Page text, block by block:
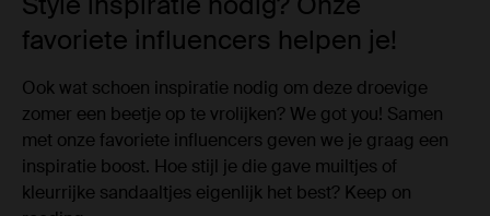
favoriete influencers helpen je!
Ook wat schoen inspiratie nodig om deze droevige
zomer een beetje op te vrolijken? We got you! Samen
met onze favoriete influencers geven we je graag een
inspiratie boost. Hoe stijl je die gave muiltjes of
kleurrijke sandaaltjes eigenlijk het best? Keep on